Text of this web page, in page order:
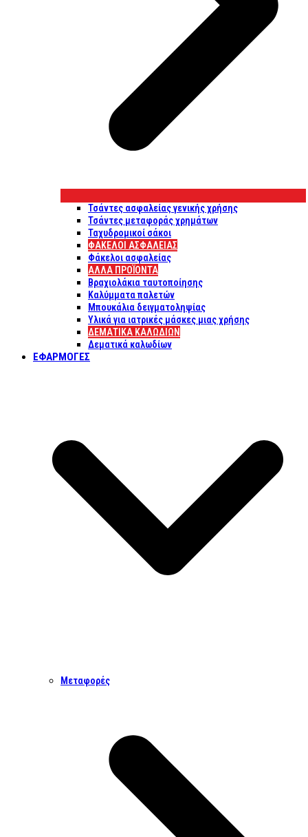
Τσάντες ασφαλείας γενικής χρήσης
Τσάντες μεταφοράς χρημάτων
Ταχυδρομικοί σάκοι
ΦΑΚΕΛΟΙ ΑΣΦΑΛΕΙΑΣ
Φάκελοι ασφαλείας
ΑΛΛΑ ΠΡΟΪΟΝΤΑ
Βραχιολάκια ταυτοποίησης
Καλύμματα παλετών
Μπουκάλια δειγματοληψίας
Υλικά για ιατρικές μάσκες μιας χρήσης
ΔΕΜΑΤΙΚΆ ΚΑΛΩΔΊΩΝ
Δεματικά καλωδίων
ΕΦΑΡΜΟΓΈΣ
Μεταφορές